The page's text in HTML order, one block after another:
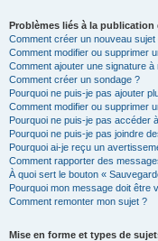
Problèmes liés à la publication
Comment créer un nouveau
Comment modifier ou supprimer
Comment ajouter une signature
Comment créer un sondage ?
Pourquoi ne puis-je pas ajouter
Comment modifier ou supprimer
Pourquoi ne puis-je pas accéder
Pourquoi ne puis-je pas joindre
Pourquoi ai-je reçu un
Comment rapporter des
À quoi sert le bouton «
Pourquoi mon message doit être
Comment remonter mon sujet ?
Mise en forme et types de